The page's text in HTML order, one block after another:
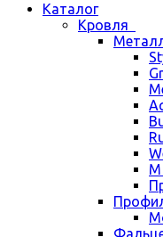
Каталог
Кровля
М